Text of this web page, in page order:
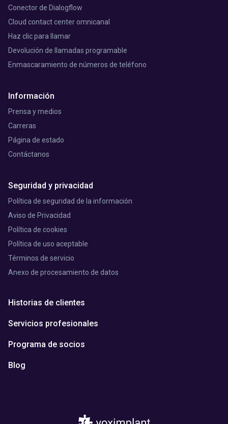
Conector de Dialogflow
Cloud contact center omnicanal
Haz clic para llamar
Devolución de llamadas programable
Enmascaramiento de números de teléfono
Información
Prensa y medios
Carreras
Página de estado
Contáctanos
Seguridad y privacidad
Política de seguridad de la información
Aviso de Privacidad
Política de cookies
Política de uso aceptable
Términos de servicio
Anexo de procesamiento de datos
Historias de clientes
Servicios profesionales
Programa de socios
Blog